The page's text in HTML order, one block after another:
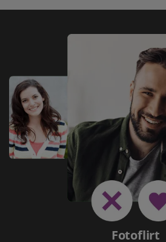
Fotoflirt